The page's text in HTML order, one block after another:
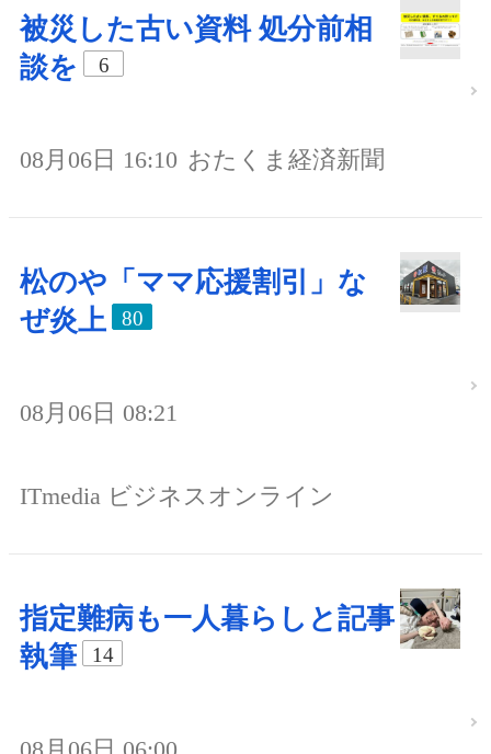
被災した古い資料 処分前相
談を
6
08月06日 16:10 おたくま経済新聞
松のや「ママ応援割引」な
ぜ炎上
80
08月06日 08:21
ITmedia ビジネスオンライン
指定難病も一人暮らしと記事
執筆
14